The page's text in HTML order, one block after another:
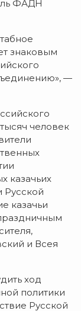
ФАДН
знаковым
—
человек
казачьих
Русской
казачьи
и Всея
ход
политики
Русской